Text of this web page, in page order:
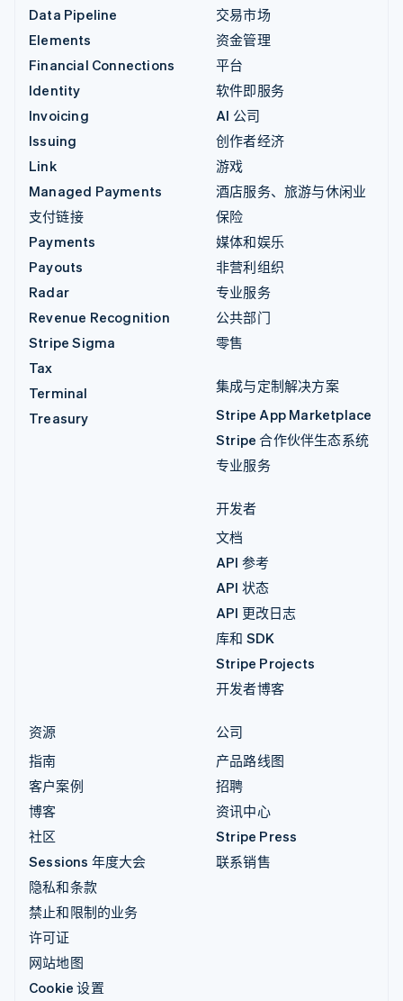
Data Pipeline
Elements
Financial Connections
Identity
Invoicing
Issuing
Link
Managed Payments
支付链接
Payments
Payouts
Radar
Revenue Recognition
Stripe Sigma
Tax
Terminal
Treasury
交易市场
资金管理
平台
软件即服务
AI 公司
创作者经济
游戏
酒店服务、旅游与休闲业
保险
媒体和娱乐
非营利组织
专业服务
公共部门
零售
集成与定制解决方案
Stripe App Marketplace
Stripe 合作伙伴生态系统
专业服务
开发者
文档
API 参考
API 状态
API 更改日志
库和 SDK
Stripe Projects
开发者博客
资源
指南
客户案例
博客
社区
Sessions 年度大会
隐私和条款
禁止和限制的业务
许可证
网站地图
Cookie 设置
公司
产品路线图
招聘
资讯中心
Stripe Press
联系销售